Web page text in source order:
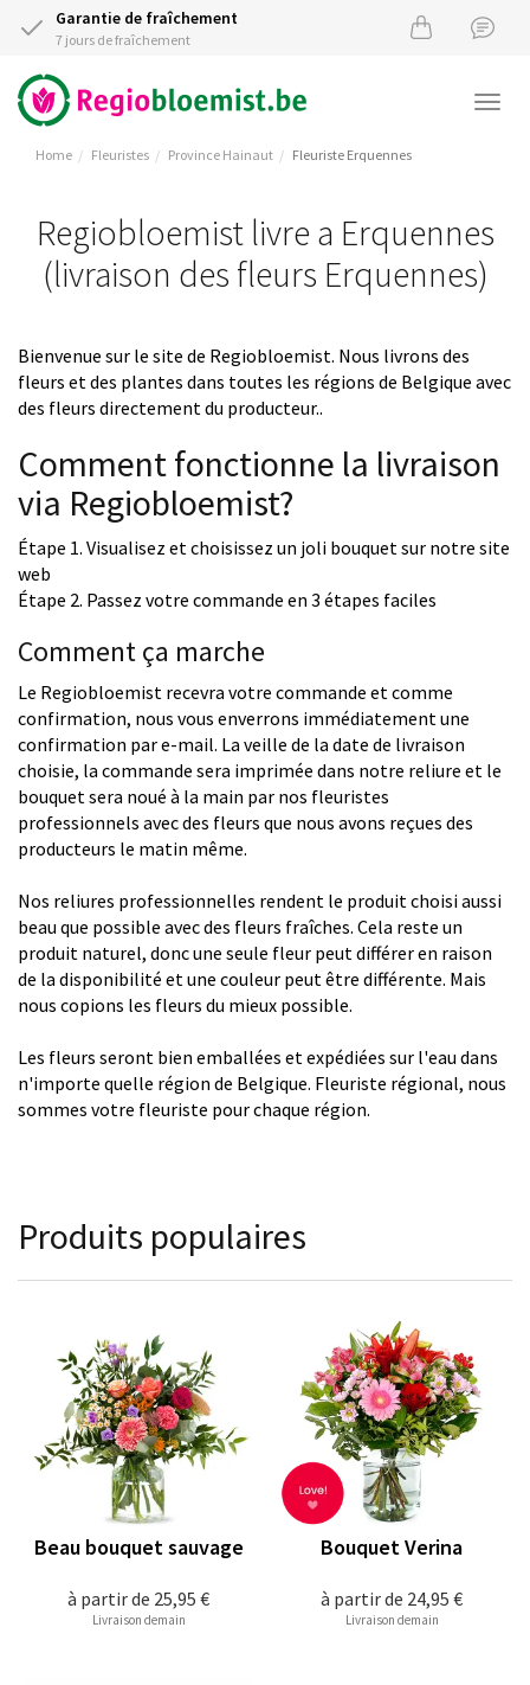
Garantie de fraîchement
7 jours de fraîchement
Home Fleuristes Province Hainaut Fleuriste Erquennes
Regiobloemist livre a Erquennes
(livraison des fleurs Erquennes)
Bienvenue sur le site de Regiobloemist. Nous livrons des
fleurs et des plantes dans toutes les régions de Belgique avec
des fleurs directement du producteur..
Comment fonctionne la livraison
via Regiobloemist?
Étape 1. Visualisez et choisissez un joli bouquet sur notre site
web
Étape 2. Passez votre commande en 3 étapes faciles
Comment ça marche
Le Regiobloemist recevra votre commande et comme
confirmation, nous vous enverrons immédiatement une
confirmation par e-mail. La veille de la date de livraison
choisie, la commande sera imprimée dans notre reliure et le
bouquet sera noué à la main par nos fleuristes
professionnels avec des fleurs que nous avons reçues des
producteurs le matin même.
Nos reliures professionnelles rendent le produit choisi aussi
beau que possible avec des fleurs fraîches. Cela reste un
produit naturel, donc une seule fleur peut différer en raison
de la disponibilité et une couleur peut être différente. Mais
nous copions les fleurs du mieux possible.
Les fleurs seront bien emballées et expédiées sur l'eau dans
n'importe quelle région de Belgique. Fleuriste régional, nous
sommes votre fleuriste pour chaque région.
Produits populaires
à partir de 25,95 €
Beau bouquet sauvage
Livraison demain
à partir de 24,95 €
Bouquet Verina
Livraison demain